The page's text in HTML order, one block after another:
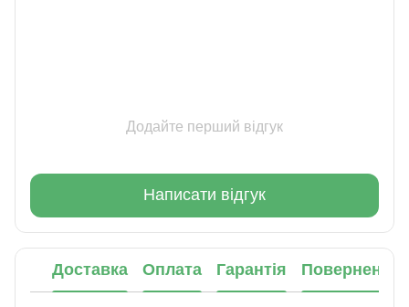
Додайте перший відгук
Написати відгук
Доставка Оплата Гарантія Повернення